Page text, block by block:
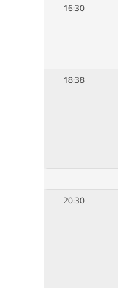
16:30
18:38
20:30